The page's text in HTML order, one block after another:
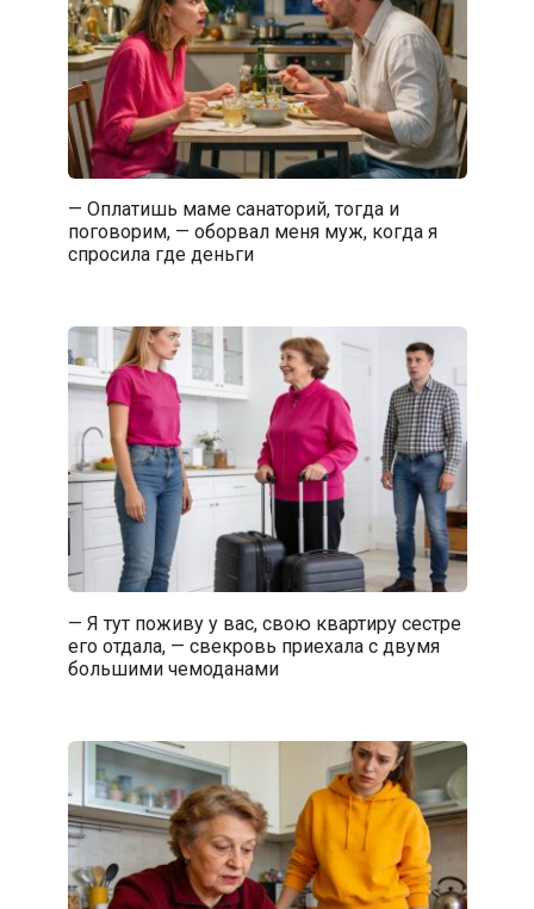
— Оплатишь маме санаторий, тогда и
поговорим, — оборвал меня муж, когда я
спросила где деньги
— Я тут поживу у вас, свою квартиру сестре
его отдала, — свекровь приехала с двумя
большими чемоданами